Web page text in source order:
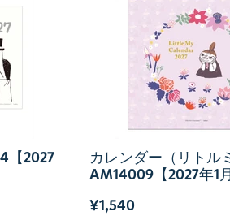
【2027
カレンダー（リトル
AM14009【2027年1
¥1,540